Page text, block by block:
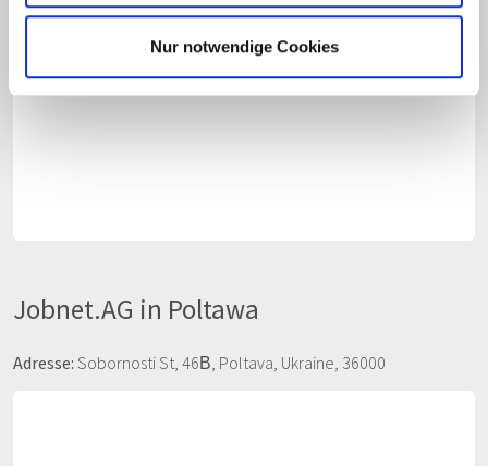
Nur notwendige Cookies
Jobnet.AG in Poltawa
Adresse: Sobornosti St, 46В, Poltava, Ukraine, 36000